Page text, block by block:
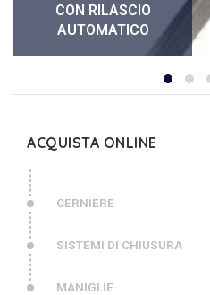
CON RILASCIO
AUTOMATICO
ACQUISTA ONLINE
CERNIERE
SISTEMI DI CHIUSURA
MANIGLIE